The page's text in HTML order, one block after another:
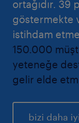
ortağıdır. 39
göstermekte
istihdam
150.000
yeteneğe
gelir elde
bizi daha